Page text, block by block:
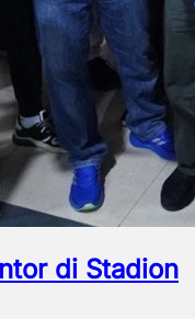
di Stadion